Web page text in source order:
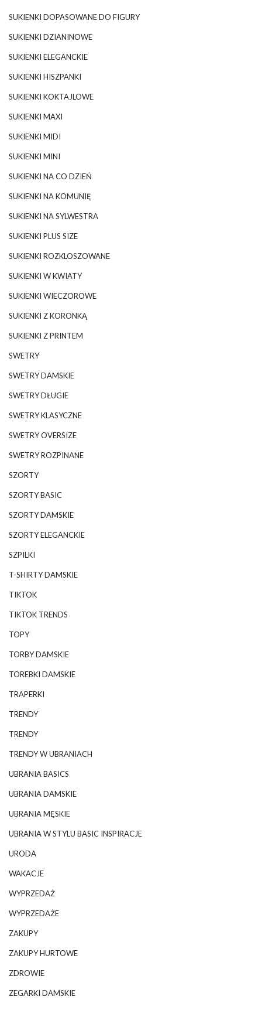
SUKIENKI DOPASOWANE DO FIGURY
SUKIENKI DZIANINOWE
SUKIENKI ELEGANCKIE
SUKIENKI HISZPANKI
SUKIENKI KOKTAJLOWE
SUKIENKI MAXI
SUKIENKI MIDI
SUKIENKI MINI
SUKIENKI NA CO DZIEŃ
SUKIENKI NA KOMUNIĘ
SUKIENKI NA SYLWESTRA
SUKIENKI PLUS SIZE
SUKIENKI ROZKLOSZOWANE
SUKIENKI W KWIATY
SUKIENKI WIECZOROWE
SUKIENKI Z KORONKĄ
SUKIENKI Z PRINTEM
SWETRY
SWETRY DAMSKIE
SWETRY DŁUGIE
SWETRY KLASYCZNE
SWETRY OVERSIZE
SWETRY ROZPINANE
SZORTY
SZORTY BASIC
SZORTY DAMSKIE
SZORTY ELEGANCKIE
SZPILKI
T-SHIRTY DAMSKIE
TIKTOK
TIKTOK TRENDS
TOPY
TORBY DAMSKIE
TOREBKI DAMSKIE
TRAPERKI
TRENDY
TRENDY
TRENDY W UBRANIACH
UBRANIA BASICS
UBRANIA DAMSKIE
UBRANIA MĘSKIE
UBRANIA W STYLU BASIC INSPIRACJE
URODA
WAKACJE
WYPRZEDAŻ
WYPRZEDAŻE
ZAKUPY
ZAKUPY HURTOWE
ZDROWIE
ZEGARKI DAMSKIE